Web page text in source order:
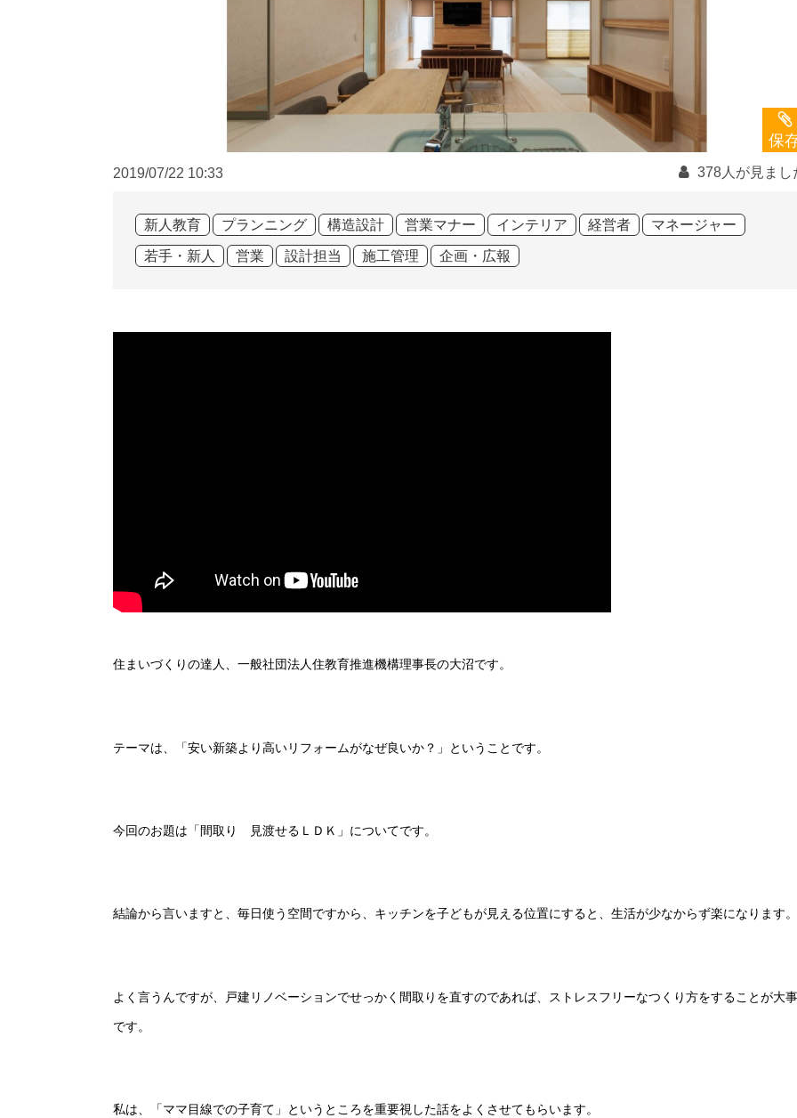
保
2019/07/22 10:33 378人が見まし
新人教育 プランニング 構造設計 営業マナー インテリア 経営者 マネージャー
若手・新人 営業 設計担当 施工管理 企画・広報
住まいづくりの達人、一般社団法人住教育推進機構理事長の大沼です。
テーマは、「安い新築より高いリフォームがなぜ良いか？」ということです。
今回のお題は「間取り 見渡せるＬＤＫ」についてです。
結論から言いますと、毎日使う空間ですから、キッチンを子どもが見える位置にすると、生活が少なからず楽になります。
よく言うんですが、戸建リノベーションでせっかく間取りを直すのであれば、ストレスフリーなつくり方をすることが大事
です。
私は、「ママ目線での子育て」というところを重要視した話をよくさせてもらいます。